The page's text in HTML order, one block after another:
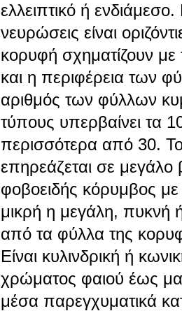
ελλειπτικό ή ενδιάμεσο.
νευρώσεις είναι
κορυφή σχηματίζουν με
και η περιφέρεια των
αριθμός των φύλλων
τύπους υπερβαίνει τα
περισσότερα από 30. Το
επηρεάζεται σε μεγάλο
φοβοειδής κόρυμβος
μικρή η μεγάλη, πυκνή
από τα φύλλα της
Είναι κυλινδρική ή
χρώματος φαιού έως
μέσα παρεγχυματικά